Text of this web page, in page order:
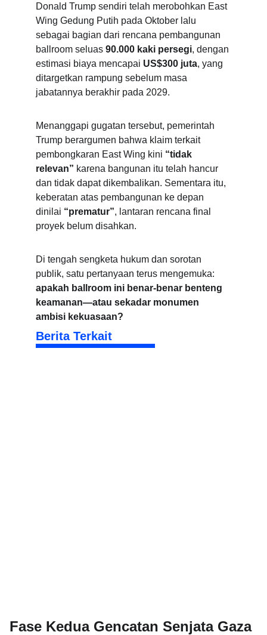
Donald Trump sendiri telah merobohkan East
Wing Gedung Putih pada Oktober lalu
sebagai bagian dari rencana pembangunan
ballroom seluas 90.000 kaki persegi, dengan
estimasi biaya mencapai US$300 juta, yang
ditargetkan rampung sebelum masa
jabatannya berakhir pada 2029.
Menanggapi gugatan tersebut, pemerintah
Trump berargumen bahwa klaim terkait
pembongkaran East Wing kini “tidak
relevan” karena bangunan itu telah hancur
dan tidak dapat dikembalikan. Sementara itu,
keberatan atas pembangunan ke depan
dinilai “prematur”, lantaran rencana final
proyek belum disahkan.
Di tengah sengketa hukum dan sorotan
publik, satu pertanyaan terus mengemuka:
apakah ballroom ini benar-benar benteng
keamanan—atau sekadar monumen
ambisi kekuasaan?
Berita Terkait
Fase Kedua Gencatan Senjata Gaza